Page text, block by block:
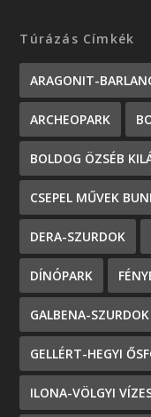
Túrázás Címkék
ARAGONIT-
ARCHEOPARK
BOLDOG ÖZSÉB
CSEPEL MŰVEK
DERA-SZURDOK
DÍNÓPARK
GALBENA-SZURDOK
GELLÉRT-HEGYI
ILONA-VÖLGYI